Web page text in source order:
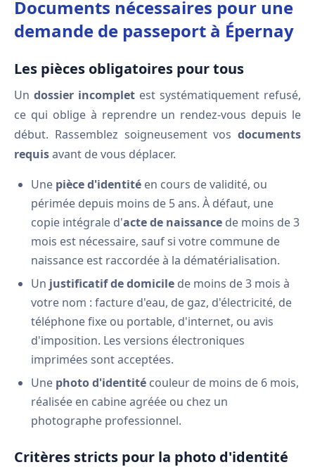
Documents nécessaires pour une
demande de passeport à Épernay
Les pièces obligatoires pour tous
Un dossier incomplet est systématiquement refusé,
ce qui oblige à reprendre un rendez-vous depuis le
début. Rassemblez soigneusement vos documents
requisavant de vous déplacer.
Une pièce d'identité en cours de validité, ou
périmée depuis moins de 5 ans. À défaut, une
copie intégrale d'acte de naissance de moins de 3
mois est nécessaire, sauf si votre commune de
naissance est raccordée à la dématérialisation.
Un justificatif de domicile de moins de 3 mois à
votre nom : facture d'eau, de gaz, d'électricité, de
téléphone fixe ou portable, d'internet, ou avis
d'imposition. Les versions électroniques
imprimées sont acceptées.
Une photo d'identité couleur de moins de 6 mois,
réalisée en cabine agréée ou chez un
photographe professionnel.
Critères stricts pour la photo d'identité